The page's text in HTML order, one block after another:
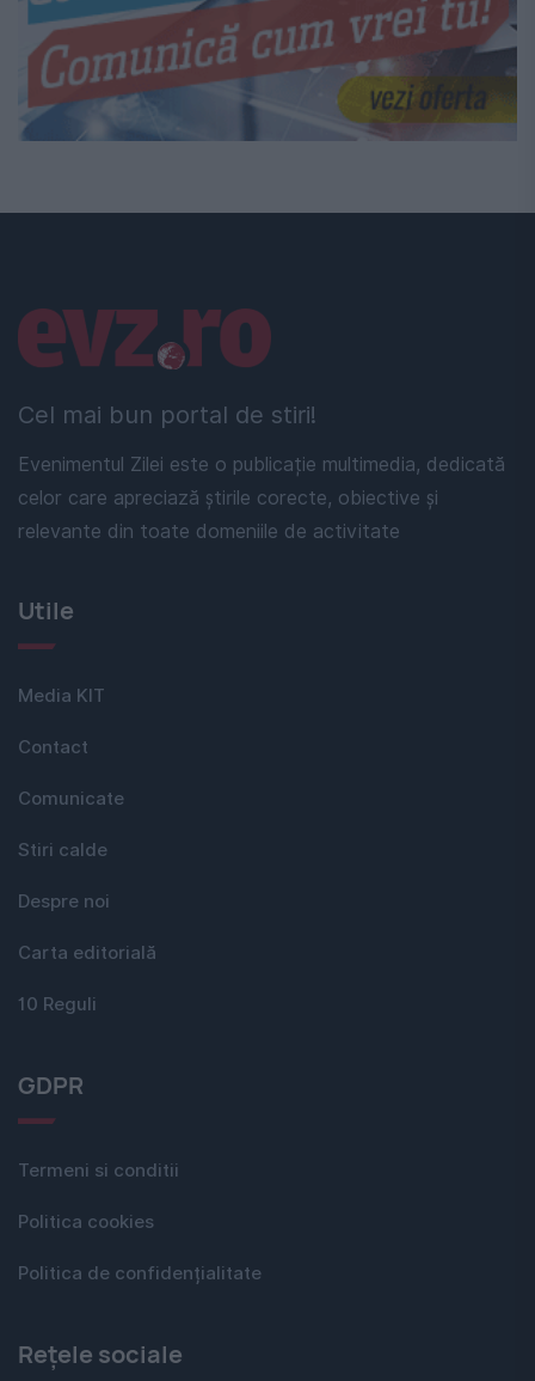
Cel mai bun portal de stiri!
Evenimentul Zilei este o publicație multimedia, dedicată
celor care apreciază știrile corecte, obiective și
relevante din toate domeniile de activitate
Linkuri utile
Utile
Media KIT
Contact
Comunicate
Stiri calde
Despre noi
Carta editorială
10 Reguli
GDPR
Termeni si conditii
Politica cookies
Politica de confidențialitate
Rețele sociale